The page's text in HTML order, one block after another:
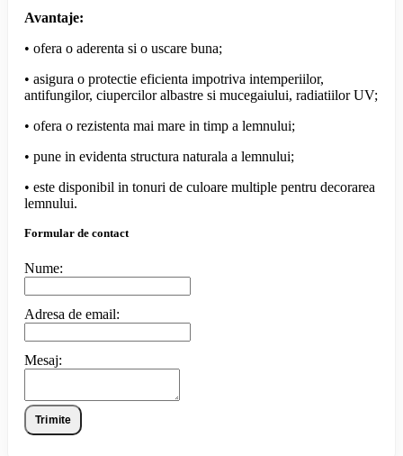
Avantaje:
• ofera o aderenta si o uscare buna;
• asigura o protectie eficienta impotriva intemperiilor,
antifungilor, ciupercilor albastre si mucegaiului, radiatiilor UV;
• ofera o rezistenta mai mare in timp a lemnului;
• pune in evidenta structura naturala a lemnului;
• este disponibil in tonuri de culoare multiple pentru decorarea
lemnului.
Formular de contact
Nume:
Adresa de email:
Mesaj:
Trimite